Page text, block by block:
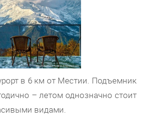
в 6 км от Местии. Подъемник
– летом однозначно стоит
видами.